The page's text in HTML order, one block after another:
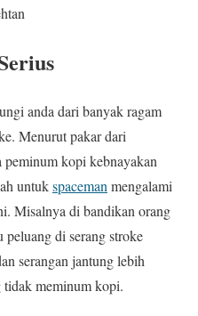
anda dari banyak ragam
Menurut pakar dari
kopi kebnayakan
untukspaceman mengalami
Misalnya di bandikan orang
di serang stroke
serangan jantung lebih
meminum kopi.